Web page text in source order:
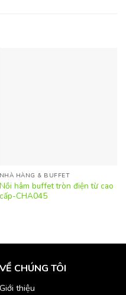
NHÀ HÀNG & BUFFET
Nồi hâm buffet tròn điện từ cao
cấp-CHA045
VỀ CHÚNG TÔI
Giới thiệu